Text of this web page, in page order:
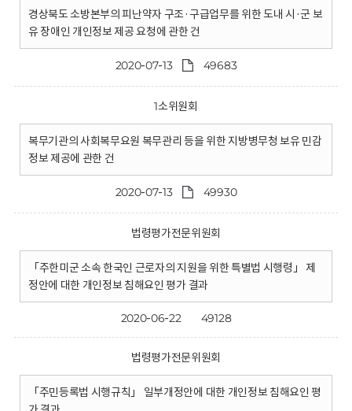
경상북도 소방본부의 피난약자 구조·구급업무를 위한 도내 시·군 보
유 장애인 개인정보 제공 요청에 관한 건
2020-07-13 49683
1소위원회
복무기관의 사회복무요원 복무관리 등을 위한 지방병무청 보유 민감
정보 제공에 관한 건
2020-07-13 49930
법령평가전문위원회
「주한미군 소속 한국인 근로자의 지원을 위한 특별법 시행령」 제
정안에 대한 개인정보 침해요인 평가 결과
2020-06-22 49128
법령평가전문위원회
「주민등록법 시행규칙」 일부개정안에 대한 개인정보 침해요인 평